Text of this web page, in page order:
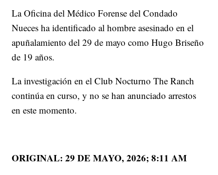
La Oficina del Médico Forense del Condado
Nueces ha identificado al hombre asesinado en el
apuñalamiento del 29 de mayo como Hugo Briseño
de 19 años.
La investigación en el Club Nocturno The Ranch
continúa en curso, y no se han anunciado arrestos
en este momento.
ORIGINAL: 29 DE MAYO, 2026; 8:11 AM